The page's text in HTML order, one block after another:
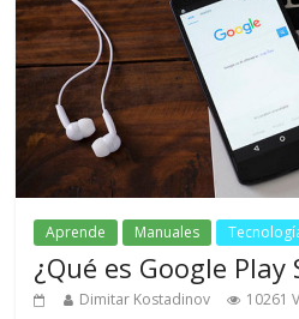
Aprende Manuales
¿Qué es Google Play
Dimitar Kostadinov 10261